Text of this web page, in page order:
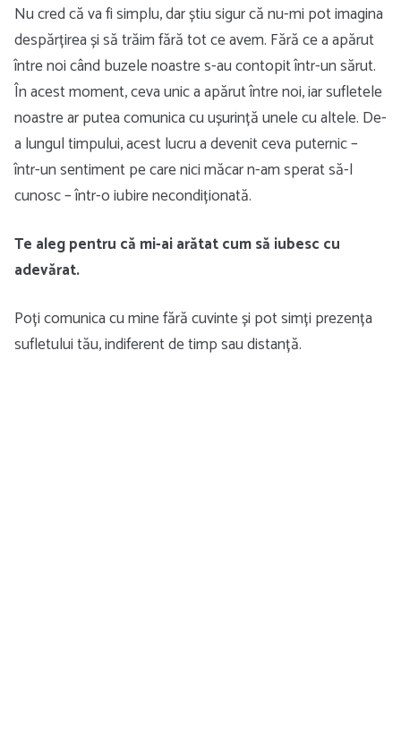
Nu cred că va fi simplu, dar știu sigur că nu-mi pot imagina
despărțirea și să trăim fără tot ce avem. Fără ce a apărut
între noi când buzele noastre s-au contopit într-un sărut.
În acest moment, ceva unic a apărut între noi, iar sufletele
noastre ar putea comunica cu ușurință unele cu altele. De-
a lungul timpului, acest lucru a devenit ceva puternic –
într-un sentiment pe care nici măcar n-am sperat să-l
cunosc – într-o iubire necondiționată.
Te aleg pentru că mi-ai arătat cum să iubesc cu
adevărat.
Poți comunica cu mine fără cuvinte și pot simți prezența
sufletului tău, indiferent de timp sau distanță.